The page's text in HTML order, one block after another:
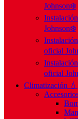
Johnson❄️
Johnson❄️
oficial
oficial
Climatización 💧